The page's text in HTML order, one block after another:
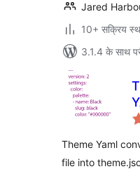
Jared
10+ सक्रिय
3.1.4 के साथ
Theme Yaml
file into